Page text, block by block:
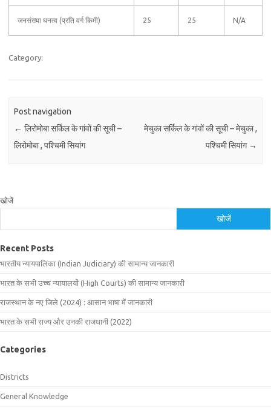
जनसंख्या घनत्व (प्रति वर्ग किमी) 25 25 N/A
Category:
Post navigation
← लिरोमोबा सर्किल के गांवों की सूची –
लिरोमोबा , पश्चिमी सियांग
मेचुका सर्किल के गांवों की सूची – मेचुका ,
पश्चिमी सियांग →
खोजें
खोजें
Recent Posts
भारतीय न्यायपालिका (Indian Judiciary) की सामान्य जानकारी
भारत के सभी उच्च न्यायालयों (High Courts) की सामान्य जानकारी
राजस्थान के नए जिले (2024) : आसान भाषा में जानकारी
भारत के सभी राज्य और उनकी राजधानी (2022)
Categories
Districts
General Knowledge